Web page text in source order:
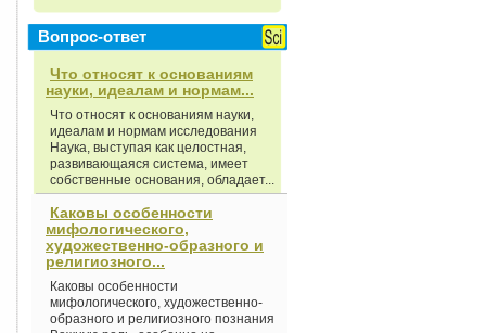
Вопрос-ответ
Что относят к основаниям
науки, идеалам и нормам...
Что относят к основаниям науки,
идеалам и нормам исследования
Наука, выступая как целостная,
развивающаяся система, имеет
собственные основания, обладает...
Каковы особенности
мифологического,
художественно-образного и
религиозного...
Каковы особенности
мифологического, художественно-
образного и религиозного познания